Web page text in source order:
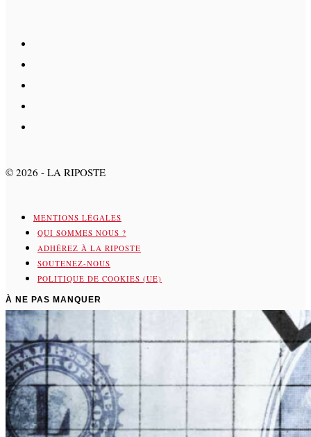
© 2026 - LA RIPOSTE
MENTIONS LÉGALES
QUI SOMMES NOUS ?
ADHÉREZ À LA RIPOSTE
SOUTENEZ-NOUS
POLITIQUE DE COOKIES (UE)
À NE PAS MANQUER